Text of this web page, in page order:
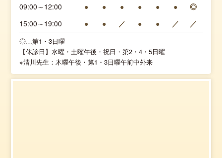
09:00～12:00
● ● ● ● ● ●
◎
15:00～19:00
● ● ／ ● ● ／ ／
◎…第1・3日曜
【休診日】水曜・土曜午後・祝日・第2・4・5日曜
※清川先生：木曜午後・第1・3日曜午前中外来